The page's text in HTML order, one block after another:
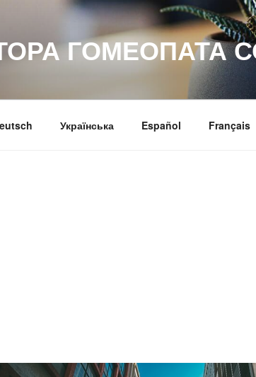
ГОМЕОПАТА
Українська Español Français